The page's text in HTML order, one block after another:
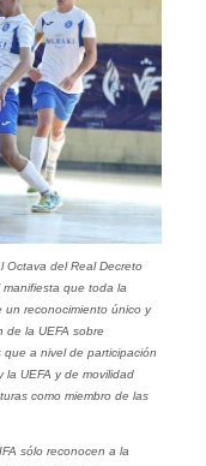
Octava del Real Decreto
que toda la
un reconocimiento único y
de la UEFA sobre
que a nivel de participación
la UEFA y de movilidad
como miembro de las
sólo reconocen a la